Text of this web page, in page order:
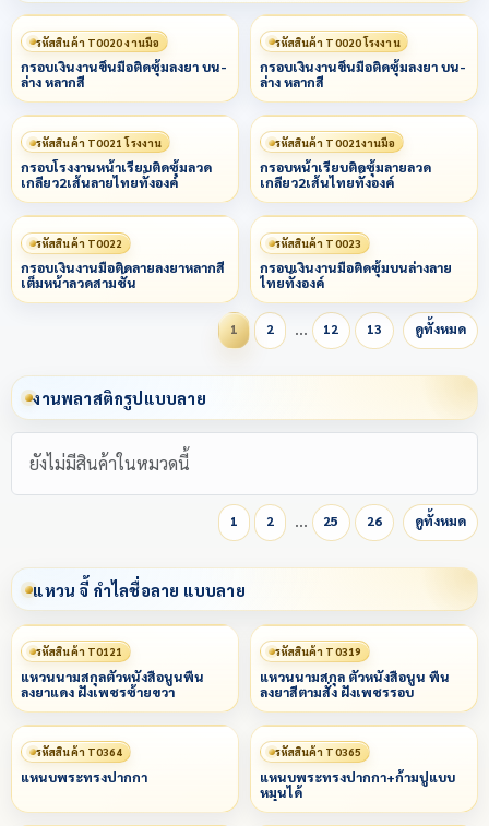
รหัสสินค้า T0020 งานมือ
กรอบเงินงานขึ้นมือติดซุ้มลงยา บน-
ล่าง หลากสี
รหัสสินค้า T0020 โรงงาน
กรอบเงินงานขึ้นมือติดซุ้มลงยา บน-
ล่าง หลากสี
รหัสสินค้า T0021 โรงงาน
กรอบโรงงานหน้าเรียบติดซุ้มลวด
เกลียว2เส้นลายไทยทั้งองค์
รหัสสินค้า T0021งานมือ
กรอบหน้าเรียบติดซุ้มลายลวด
เกลียว2เส้นไทยทั้งองค์
รหัสสินค้า T0022
กรอบเงินงานมือติดลายลงยาหลากสี
เต็มหน้าลวดสามชั้น
รหัสสินค้า T0023
กรอบเงินงานมือติดซุ้มบนล่างลาย
ไทยทั้งองค์
1 2 … 12 13 ดูทั้งหมด
งานพลาสติกรูปแบบลาย
ยังไม่มีสินค้าในหมวดนี้
1 2 … 25 26 ดูทั้งหมด
แหวน จี้ กำไลชื่อลาย แบบลาย
รหัสสินค้า T0121
แหวนนามสกุลตัวหนังสือนูนพื้น
ลงยาแดง ฝังเพชรซ้ายขวา
รหัสสินค้า T0319
แหวนนามสกุล ตัวหนังสือนูน พื้น
ลงยาสีตามสั่ง ฝังเพชรรอบ
รหัสสินค้า T0364
แหนบพระทรงปากกา
รหัสสินค้า T0365
แหนบพระทรงปากกา+ก้ามปูแบบ
หมุนได้